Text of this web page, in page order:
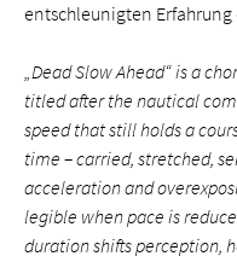
entschleunigten
„Dead Slow Ahead“ is a
titled after the nautical
speed that still holds a
time – carried, stretched,
acceleration and
legible when pace is
duration shifts perception,